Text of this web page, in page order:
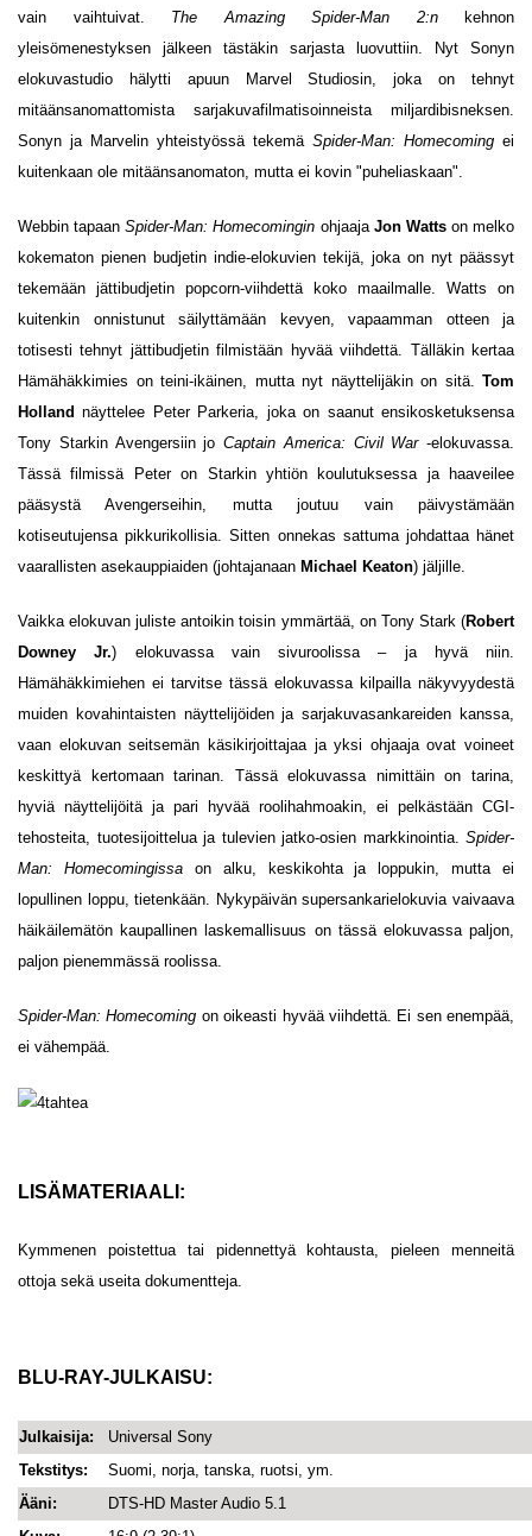
vain vaihtuivat. The Amazing Spider-Man 2:nkehnon
yleisömenestyksen jälkeen tästäkin sarjasta luovuttiin. Nyt Sonyn
elokuvastudio hälytti apuun Marvel Studiosin, joka on tehnyt
mitäänsanomattomista sarjakuvafilmatisoinneista miljardibisneksen.
Sonyn ja Marvelin yhteistyössä tekemä Spider-Man: Homecoming ei
kuitenkaan ole mitäänsanomaton, mutta ei kovin "puheliaskaan".
Webbin tapaanSpider-Man: Homecomingin ohjaaja Jon Wattson melko
kokematon pienen budjetin indie-elokuvien tekijä, joka on nyt päässyt
tekemään jättibudjetin popcorn-viihdettä koko maailmalle. Watts on
kuitenkin onnistunut säilyttämään kevyen, vapaamman otteen ja
totisesti tehnyt jättibudjetin filmistään hyvää viihdettä. Tälläkin kertaa
Hämähäkkimies on teini-ikäinen, mutta nyt näyttelijäkin on sitä. Tom
Holland näyttelee Peter Parkeria, joka on saanut ensikosketuksensa
Tony Starkin Avengersiin jo Captain America: Civil War-elokuvassa.
Tässä filmissä Peter on Starkin yhtiön koulutuksessa ja haaveilee
pääsystä Avengerseihin, mutta joutuu vain päivystämään
kotiseutujensa pikkurikollisia. Sitten onnekas sattuma johdattaa hänet
vaarallisten asekauppiaiden (johtajanaan Michael Keaton) jäljille.
Vaikka elokuvan juliste antoikin toisin ymmärtää, on Tony Stark (Robert
Downey Jr.) elokuvassa vain sivuroolissa – ja hyvä niin.
Hämähäkkimiehen ei tarvitse tässä elokuvassa kilpailla näkyvyydestä
muiden kovahintaisten näyttelijöiden ja sarjakuvasankareiden kanssa,
vaan elokuvan seitsemän käsikirjoittajaa ja yksi ohjaaja ovat voineet
keskittyä kertomaan tarinan. Tässä elokuvassa nimittäin on tarina,
hyviä näyttelijöitä ja pari hyvää roolihahmoakin, ei pelkästään CGI-
tehosteita, tuotesijoittelua ja tulevien jatko-osien markkinointia. Spider-
Man: Homecomingissaon alku, keskikohta ja loppukin, mutta ei
lopullinen loppu, tietenkään. Nykypäivän supersankarielokuvia vaivaava
häikäilemätön kaupallinen laskemallisuus on tässä elokuvassa paljon,
paljon pienemmässä roolissa.
Spider-Man: Homecoming on oikeasti hyvää viihdettä. Ei sen enempää,
ei vähempää.
LISÄMATERIAALI:
Kymmenen poistettua tai pidennettyä kohtausta, pieleen menneitä
ottoja sekä useita dokumentteja.
BLU-RAY-JULKAISU:
Julkaisija:
Universal Sony
Tekstitys:
Suomi, norja, tanska, ruotsi, ym.
Ääni:
DTS-HD Master Audio 5.1